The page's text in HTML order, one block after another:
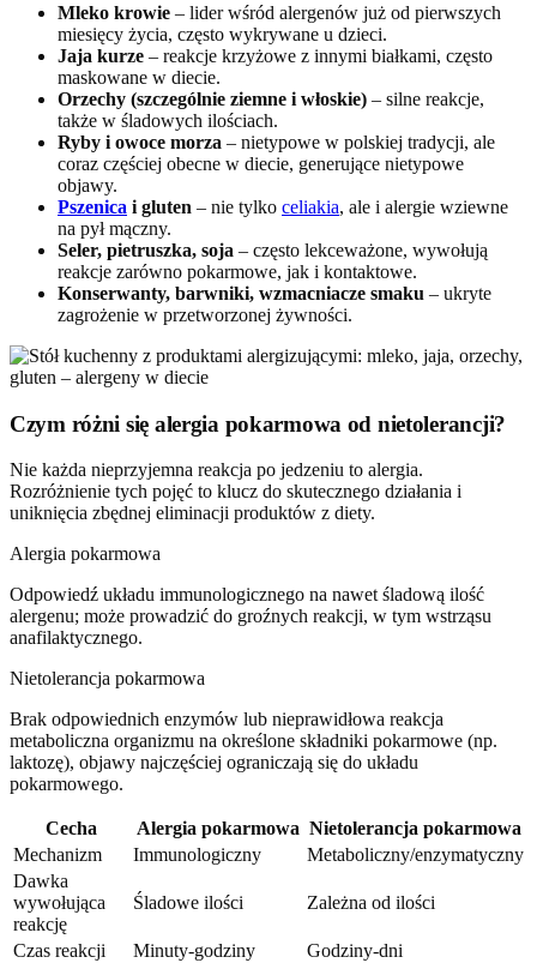
Mleko krowie – lider wśród alergenów już od pierwszych
miesięcy życia, często wykrywane u dzieci.
Jaja kurze – reakcje krzyżowe z innymi białkami, często
maskowane w diecie.
Orzechy (szczególnie ziemne i włoskie) – silne reakcje,
także w śladowych ilościach.
Ryby i owoce morza – nietypowe w polskiej tradycji, ale
coraz częściej obecne w diecie, generujące nietypowe
objawy.
Pszenica i gluten – nie tylko celiakia, ale i alergie wziewne
na pył mączny.
Seler, pietruszka, soja – często lekceważone, wywołują
reakcje zarówno pokarmowe, jak i kontaktowe.
Konserwanty, barwniki, wzmacniacze smaku – ukryte
zagrożenie w przetworzonej żywności.
Czym różni się alergia pokarmowa od nietolerancji?
Nie każda nieprzyjemna reakcja po jedzeniu to alergia.
Rozróżnienie tych pojęć to klucz do skutecznego działania i
uniknięcia zbędnej eliminacji produktów z diety.
Alergia pokarmowa
Odpowiedź układu immunologicznego na nawet śladową ilość
alergenu; może prowadzić do groźnych reakcji, w tym wstrząsu
anafilaktycznego.
Nietolerancja pokarmowa
Brak odpowiednich enzymów lub nieprawidłowa reakcja
metaboliczna organizmu na określone składniki pokarmowe (np.
laktozę), objawy najczęściej ograniczają się do układu
pokarmowego.
Cecha Alergia pokarmowa Nietolerancja pokarmowa
Mechanizm
Immunologiczny
Metaboliczny/enzymatyczny
Dawka
wywołująca
reakcję
Śladowe ilości Zależna od ilości
Czas reakcji Minuty-godziny
Godziny-dni